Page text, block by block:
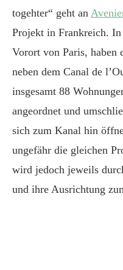
togehter“ geht an
Projekt in Frankreich.
Vorort von Paris, haben
neben dem Canal de
insgesamt 88
angeordnet und
sich zum Kanal hin
ungefähr die gleichen
wird jedoch jeweils
und ihre Ausrichtung